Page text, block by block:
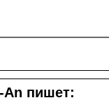
An пишет: